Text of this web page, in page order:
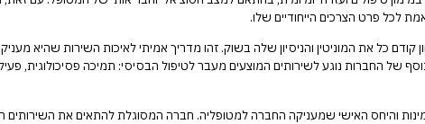
לכל פרט הצרכים הייחודיים שלו.
קודם כל את המוניטין והניסיון שלה בשוק. זהו מדריך אמיתי לאיכות השירות
של החברות נוגע לשירותים המוצעים מעבר לטיפול הבסיסי: תמיכה פסיכולוגית,
והיחס האישי שמעניקה החברה למטופליה. חברה המסוגלת להתאים את השירותים